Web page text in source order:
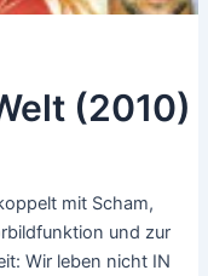
(2010)
mit Scham,
und zur
Wir leben nicht IN